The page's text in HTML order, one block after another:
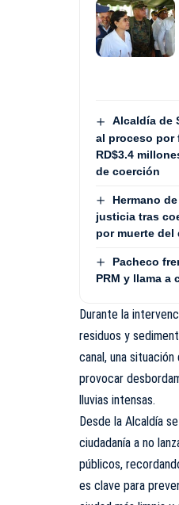
Alcaldía de
al proceso por
RD$3.4
de coerción
Hermano
justicia tras
por muerte del
Pacheco
PRM y llama a
Durante la
residuos y
canal, una
provocar
lluvias intensas.
Desde la Alcaldía
ciudadanía a no
públicos,
es clave para